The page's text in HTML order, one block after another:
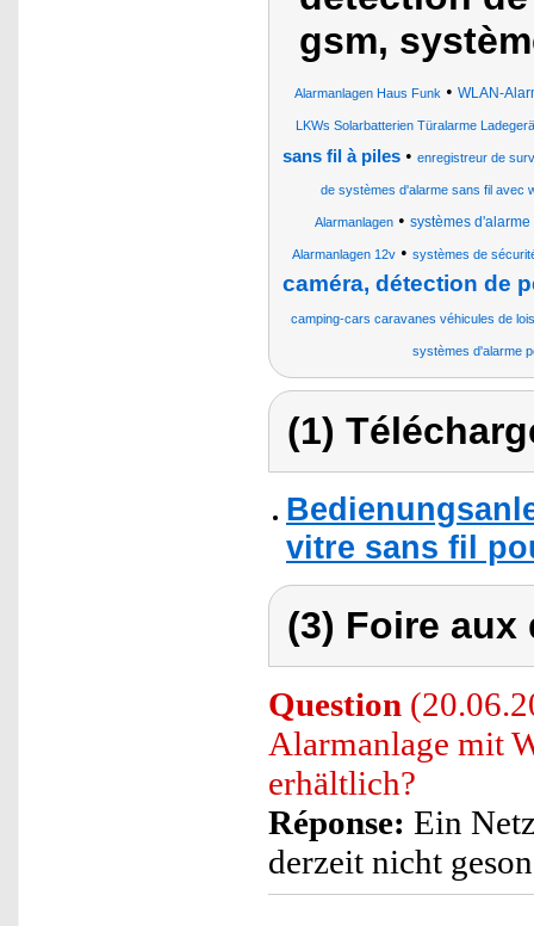
gsm,
Alarmanlagen Haus Funk • WLAN-
LKWs Solarbatterien Türalarme
sans fil à piles• enregistreur de
de systèmes d'alarme sans fil avec
Alarmanlagen• systèmes
Alarmanlagen 12v • systèmes de
caméra, détection de
camping-cars caravanes véhicules de
systèmes d'alarme
(1)
vitre sans fil
(3) Foire
Question
Alarmanlage mit
erhältlich?
Réponse: Ein
derzeit nicht